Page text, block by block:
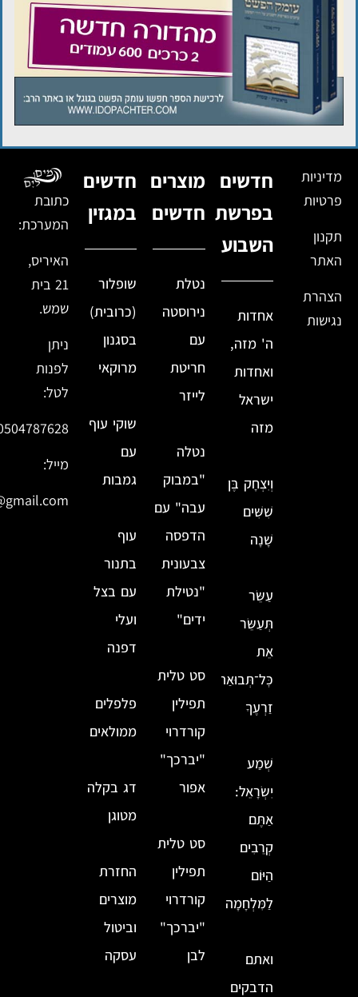
מדיניות
פרטיות
תקנון
האתר
הצהרת
נגישות
חדשים
בפרשת
השבוע
אחדות
ה' מזה,
ואחדות
ישראל
מזה
וְיִצְחָק בֶּן
שִׁשִּׁים
שָׁנָה
עַשֵּׂר
תְּעַשֵּׂר
אֵת
כׇּל־תְּבוּאַת
זַרְעֶךָ
שְׁמַע
יִשְׂרָאֵל:
אַתֶּם
קְרֵבִים
הַיּוֹם
לַמִּלְחָמָה
ואתם
הדבקים
מוצרים
חדשים
נטלת
נירוסטה
עם
חריטת
לייזר
נטלה
"במבוק
עבה" עם
הדפסה
צבעונית
"נטילת
ידים"
סט טלית
תפילין
קורדרוי
"יברכך"
אפור
סט טלית
תפילין
קורדרוי
"יברכך"
לבן
חדשים
במגזין
שופלור
(כרובית)
בסגנון
מרוקאי
שוקי עוף
עם
גמבות
עוף
בתנור
עם בצל
ועלי
דפנה
פלפלים
ממולאים
דג בקלה
מטוגן
החזרת
מוצרים
וביטול
עסקה
כתובת
המערכת:
האיריס,
21 בית
שמש.
ניתן
לפנות
לטל:
מייל: